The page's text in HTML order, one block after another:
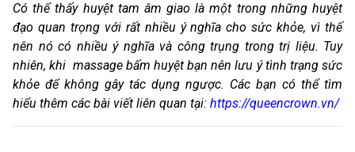
Có thể thấy huyệt tam âm giao là một trong những huyệt
đạo quan trọng với rất nhiều ý nghĩa cho sức khỏe, vì thế
nên nó có nhiều ý nghĩa và công trụng trong trị liệu. Tuy
nhiên, khi massage bấm huyệt bạn nên lưu ý tình trạng sức
khỏe để không gây tác dụng ngược. Các bạn có thể tìm
hiểu thêm các bài viết liên quan tại: https://queencrown.vn/